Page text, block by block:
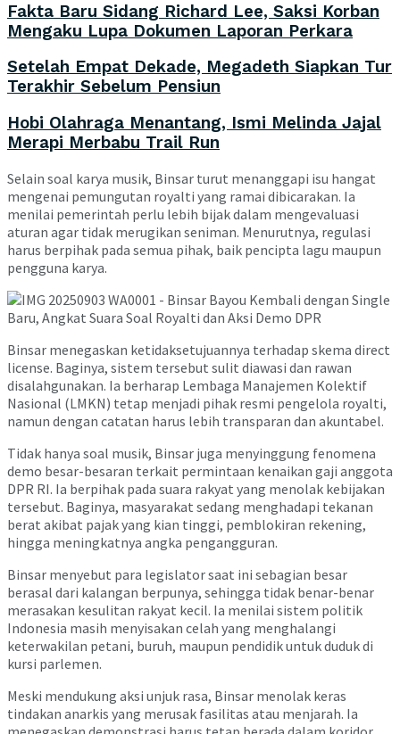
Fakta Baru Sidang Richard Lee, Saksi Korban
Mengaku Lupa Dokumen Laporan Perkara
Setelah Empat Dekade, Megadeth Siapkan Tur
Terakhir Sebelum Pensiun
Hobi Olahraga Menantang, Ismi Melinda Jajal
Merapi Merbabu Trail Run
Selain soal karya musik, Binsar turut menanggapi isu hangat
mengenai pemungutan royalti yang ramai dibicarakan. Ia
menilai pemerintah perlu lebih bijak dalam mengevaluasi
aturan agar tidak merugikan seniman. Menurutnya, regulasi
harus berpihak pada semua pihak, baik pencipta lagu maupun
pengguna karya.
Binsar menegaskan ketidaksetujuannya terhadap skema direct
license. Baginya, sistem tersebut sulit diawasi dan rawan
disalahgunakan. Ia berharap Lembaga Manajemen Kolektif
Nasional (LMKN) tetap menjadi pihak resmi pengelola royalti,
namun dengan catatan harus lebih transparan dan akuntabel.
Tidak hanya soal musik, Binsar juga menyinggung fenomena
demo besar-besaran terkait permintaan kenaikan gaji anggota
DPR RI. Ia berpihak pada suara rakyat yang menolak kebijakan
tersebut. Baginya, masyarakat sedang menghadapi tekanan
berat akibat pajak yang kian tinggi, pemblokiran rekening,
hingga meningkatnya angka pengangguran.
Binsar menyebut para legislator saat ini sebagian besar
berasal dari kalangan berpunya, sehingga tidak benar-benar
merasakan kesulitan rakyat kecil. Ia menilai sistem politik
Indonesia masih menyisakan celah yang menghalangi
keterwakilan petani, buruh, maupun pendidik untuk duduk di
kursi parlemen.
Meski mendukung aksi unjuk rasa, Binsar menolak keras
tindakan anarkis yang merusak fasilitas atau menjarah. Ia